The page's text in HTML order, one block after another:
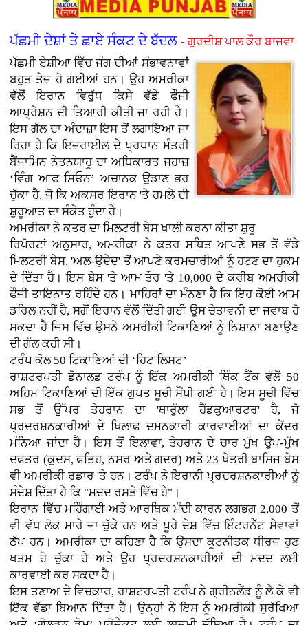
ਪੱਛਮੀ ਦੇਸ਼ਾਂ ਤੇ ਛਾਏ ਸੰਕਟ ਦੇ ਬੱਦਲ- ਗੁਰਦੀਸ਼ ਪਾਲ ਕੌਰ ਬਾਜਵਾ
ਪੱਛਮੀ ਏਸ਼ੀਆ ਵਿੱਚ ਜੰਗ ਦੀਆਂ ਸੰਭਾਵਨਾਵਾਂ
ਬਹੁਤ ਤੇਜ਼ ਹੋ ਗਈਆਂ ਹਨ। ਉਹ ਅਮਰੀਕਾ
ਵੱਲੋਂ ਇਰਾਨ ਵਿਰੁੱਧ ਕਿਸੇ ਵੱਡੇ ਫੌਜੀ
ਆਪ੍ਰੇਸ਼ਨ ਦੀ ਤਿਆਰੀ ਕੀਤੀ ਜਾ ਰਹੀ ਹੈ।
ਇਸ ਗੱਲ ਦਾ ਅੰਦਾਜ਼ਾ ਇਸ ਤੋਂ ਲਗਾਇਆ ਜਾ
ਰਿਹਾ ਹੈ ਕਿ ਇਜ਼ਰਾਈਲ ਦੇ ਪ੍ਰਧਾਨ ਮੰਤਰੀ
ਬੈਂਜਾਮਿਨ ਨੇਤਨਯਾਹੂ ਦਾ ਅਧਿਕਾਰਤ ਜਹਾਜ਼
‘ਵਿੰਗ ਆਫ ਸਿਓਨ’ ਅਚਾਨਕ ਉਡਾਣ ਭਰ
ਚੁੱਕਾ ਹੈ, ਜੋ ਕਿ ਅਕਸਰ ਇਰਾਨ 'ਤੇ ਹਮਲੇ ਦੀ
ਸ਼ੁਰੂਆਤ ਦਾ ਸੰਕੇਤ ਹੁੰਦਾ ਹੈ।
ਅਮਰੀਕਾ ਨੇ ਕਤਰ ਦਾ ਮਿਲਟਰੀ ਬੇਸ ਖਾਲੀ ਕਰਨਾ ਕੀਤਾ ਸ਼ੁਰੂ
ਰਿਪੋਰਟਾਂ ਅਨੁਸਾਰ, ਅਮਰੀਕਾ ਨੇ ਕਤਰ ਸਥਿਤ ਆਪਣੇ ਸਭ ਤੋਂ ਵੱਡੇ
ਮਿਲਟਰੀ ਬੇਸ, 'ਅਲ-ਉਦੇਦ' ਤੋਂ ਆਪਣੇ ਕਰਮਚਾਰੀਆਂ ਨੂੰ ਹਟਣ ਦਾ ਹੁਕਮ
ਦੇ ਦਿੱਤਾ ਹੈ। ਇਸ ਬੇਸ 'ਤੇ ਆਮ ਤੌਰ 'ਤੇ 10,000 ਦੇ ਕਰੀਬ ਅਮਰੀਕੀ
ਫੌਜੀ ਤਾਇਨਾਤ ਰਹਿੰਦੇ ਹਨ। ਮਾਹਿਰਾਂ ਦਾ ਮੰਨਣਾ ਹੈ ਕਿ ਇਹ ਕੋਈ ਆਮ
ਡਰਿਲ ਨਹੀਂ ਹੈ, ਸਗੋਂ ਇਰਾਨ ਵੱਲੋਂ ਦਿੱਤੀ ਗਈ ਉਸ ਚੇਤਾਵਨੀ ਦਾ ਜਵਾਬ ਹੋ
ਸਕਦਾ ਹੈ ਜਿਸ ਵਿੱਚ ਉਸਨੇ ਅਮਰੀਕੀ ਟਿਕਾਣਿਆਂ ਨੂੰ ਨਿਸ਼ਾਨਾ ਬਣਾਉਣ
ਦੀ ਗੱਲ ਕਹੀ ਸੀ।
ਟਰੰਪ ਕੋਲ 50 ਟਿਕਾਣਿਆਂ ਦੀ ‘ਹਿਟ ਲਿਸਟ’
ਰਾਸ਼ਟਰਪਤੀ ਡੋਨਾਲਡ ਟਰੰਪ ਨੂੰ ਇੱਕ ਅਮਰੀਕੀ ਥਿੰਕ ਟੈਂਕ ਵੱਲੋਂ 50
ਅਹਿਮ ਟਿਕਾਣਿਆਂ ਦੀ ਇੱਕ ਗੁਪਤ ਸੂਚੀ ਸੌਂਪੀ ਗਈ ਹੈ। ਇਸ ਸੂਚੀ ਵਿੱਚ
ਸਭ ਤੋਂ ਉੱਪਰ ਤੇਹਰਾਨ ਦਾ 'ਥਾਰੁੱਲਾ ਹੈੱਡਕੁਆਰਟਰ' ਹੈ, ਜੋ
ਪ੍ਰਦਰਸ਼ਨਕਾਰੀਆਂ ਦੇ ਖਿਲਾਫ ਦਮਨਕਾਰੀ ਕਾਰਵਾਈਆਂ ਦਾ ਕੇਂਦਰ
ਮੰਨਿਆ ਜਾਂਦਾ ਹੈ। ਇਸ ਤੋਂ ਇਲਾਵਾ, ਤੇਹਰਾਨ ਦੇ ਚਾਰ ਮੁੱਖ ਉਪ-ਮੁੱਖ
ਦਫਤਰ (ਕੁਦਸ, ਫਤਿਹ, ਨਸਰ ਅਤੇ ਗਦਰ) ਅਤੇ 23 ਖੇਤਰੀ ਬਾਸਿਜ ਬੇਸ
ਵੀ ਅਮਰੀਕੀ ਰਡਾਰ 'ਤੇ ਹਨ। ਟਰੰਪ ਨੇ ਇਰਾਨੀ ਪ੍ਰਦਰਸ਼ਨਕਾਰੀਆਂ ਨੂੰ
ਸੰਦੇਸ਼ ਦਿੱਤਾ ਹੈ ਕਿ "ਮਦਦ ਰਸਤੇ ਵਿੱਚ ਹੈ"।
ਇਰਾਨ ਵਿੱਚ ਮਹਿੰਗਾਈ ਅਤੇ ਆਰਥਿਕ ਮੰਦੀ ਕਾਰਨ ਲਗਭਗ 2,000 ਤੋਂ
ਵੀ ਵੱਧ ਲੋਕ ਮਾਰੇ ਜਾ ਚੁੱਕੇ ਹਨ ਅਤੇ ਪੂਰੇ ਦੇਸ਼ ਵਿੱਚ ਇੰਟਰਨੈੱਟ ਸੇਵਾਵਾਂ
ਠੱਪ ਹਨ। ਅਮਰੀਕਾ ਦਾ ਕਹਿਣਾ ਹੈ ਕਿ ਉਸਦਾ ਕੂਟਨੀਤਕ ਧੀਰਜ ਹੁਣ
ਖਤਮ ਹੋ ਚੁੱਕਾ ਹੈ ਅਤੇ ਉਹ ਪ੍ਰਦਰਸ਼ਨਕਾਰੀਆਂ ਦੀ ਮਦਦ ਲਈ
ਕਾਰਵਾਈ ਕਰ ਸਕਦਾ ਹੈ।
ਇਸ ਤਣਾਅ ਦੇ ਵਿਚਕਾਰ, ਰਾਸ਼ਟਰਪਤੀ ਟਰੰਪ ਨੇ ਗ੍ਰੀਨਲੈਂਡ ਨੂੰ ਲੈ ਕੇ ਵੀ
ਇੱਕ ਵੱਡਾ ਬਿਆਨ ਦਿੱਤਾ ਹੈ। ਉਨ੍ਹਾਂ ਨੇ ਇਸ ਨੂੰ ਅਮਰੀਕੀ ਸੁਰੱਖਿਆ